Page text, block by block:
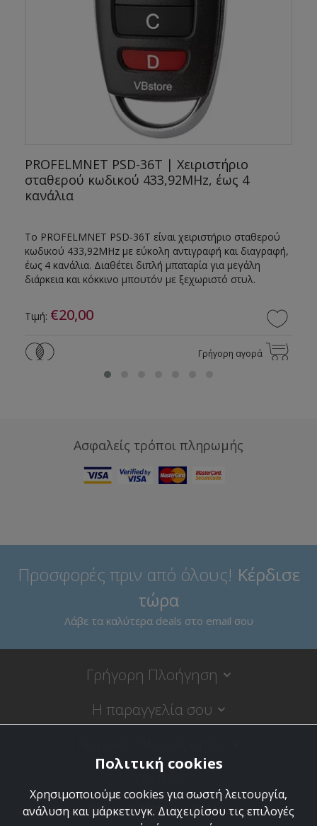
PROFELMNET PSD-36T | Χειριστήριο
σταθερού κωδικού 433,92MHz, έως 4
κανάλια
Το PROFELMNET PSD-36T είναι χειριστήριο σταθερού
κωδικού 433,92MHz με εύκολη αντιγραφή και διαγραφή,
έως 4 κανάλια. Διαθέτει διπλή μπαταρία για μεγάλη
διάρκεια και κόκκινο μπουτόν με ξεχωριστό στυλ.
Τιμή: €20,00
Γρήγορη αγορά
Ασφαλείς τρόποι πληρωμής
Προσφορές πριν από όλους! Κέρδισε
τώρα
Λάβε τα καλύτερα deals στο email σου
Γρήγορη Πλοήγηση
Η παραγγελία σου
VBstore
Κύπρου 9, 18120 Κορυδαλλός
Πολιτική cookies
Χρησιμοποιούμε cookies για σωστή λειτουργία,
ανάλυση και μάρκετινγκ. Διαχειρίσου τις επιλογές